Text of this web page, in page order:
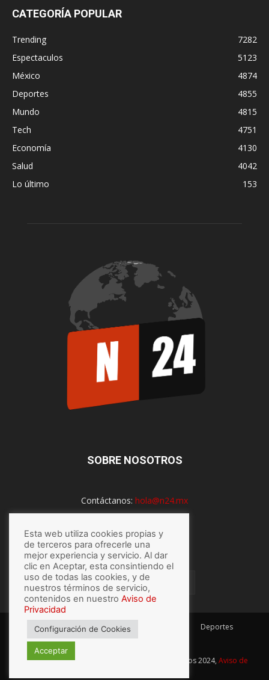
CATEGORÍA POPULAR
Trending
7282
Espectaculos
5123
México
4874
Deportes
4855
Mundo
4815
Tech
4751
Economía
4130
Salud
4042
Lo último
153
SOBRE NOSOTROS
Contáctanos: hola@n24.mx
SÍGUENOS
México Mundo Economía
Deportes
Espectaculos
© Hecho con por N24.mx, Derechos Reservados 2024, Aviso de
Esta web utiliza cookies propias y
de terceros para ofrecerle una
mejor experiencia y servicio. Al dar
clic en Aceptar, esta consintiendo el
uso de todas las cookies, y de
nuestros términos de servicio,
contenidos en nuestro Aviso de
Privacidad
Configuración de Cookies
Acceptar